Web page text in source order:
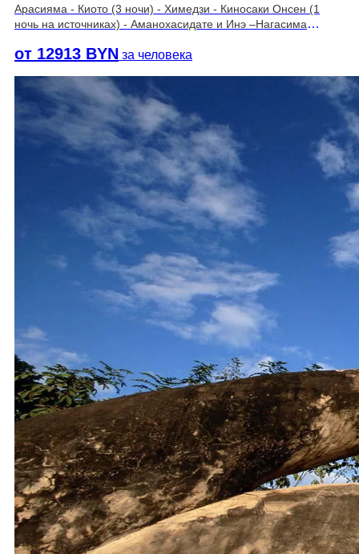
Арасияма - Киото (3 ночи) - Химедзи - Киносаки Онсен (1
ночь на источниках) - Аманохасидате и Инэ –Нагасима
от 12913 BYN за человека